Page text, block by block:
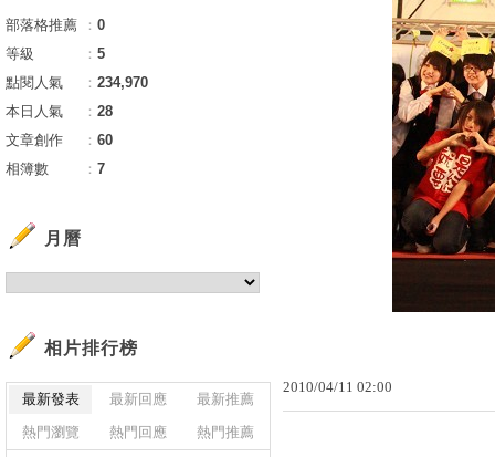
2010/04/11 02:00
部落格推薦 ： 0
等級
： 5
點閱人氣
： 234,970
本日人氣
： 28
文章創作
： 60
相簿數
： 7
月曆
相片排行榜
最新發表 最新回應
最新推薦
熱門瀏覽
熱門回應 熱門推薦